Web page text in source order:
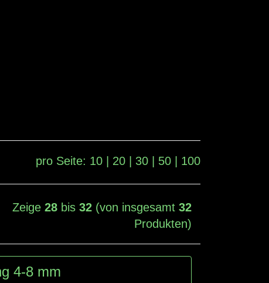
pro Seite: 10 20 30 50 100
Zeige 28 bis 32 (von insgesamt 32
Produkten)
4-8 mm